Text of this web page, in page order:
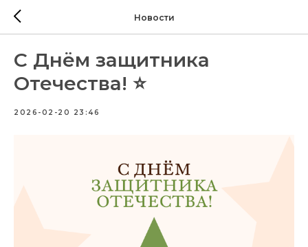
Новости
С Днём защитника
Отечества! ⭐️
2026-02-20 23:46